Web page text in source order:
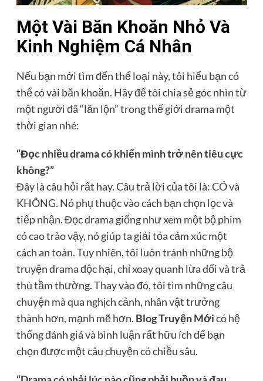
Một Vài Băn Khoăn Nhỏ Và
Kinh Nghiệm Cá Nhân
Nếu bạn mới tìm đến thể loại này, tôi hiểu bạn có
thể có vài băn khoăn. Hãy để tôi chia sẻ góc nhìn từ
một người đã “lăn lộn” trong thế giới drama một
thời gian nhé:
“Đọc nhiều drama có khiến mình trở nên tiêu cực
không?”
Đây là câu hỏi rất hay. Câu trả lời của tôi là: CÓ và
KHÔNG. Nó phụ thuộc vào cách bạn chọn lọc và
tiếp nhận. Đọc drama giống như xem một bộ phim
có cao trào vậy, nó giúp ta giải tỏa cảm xúc một
cách an toàn. Tuy nhiên, tôi luôn tránh những bộ
truyện drama độc hại, chỉ xoay quanh lừa dối và trả
thù tầm thường. Thay vào đó, tôi tìm những câu
chuyện mà qua nghịch cảnh, nhân vật trưởng
thành hơn, mạnh mẽ hơn. Blog Truyện Mớicó hệ
thống đánh giá và bình luận rất hữu ích để bạn
chọn được một câu chuyện có chiều sâu.